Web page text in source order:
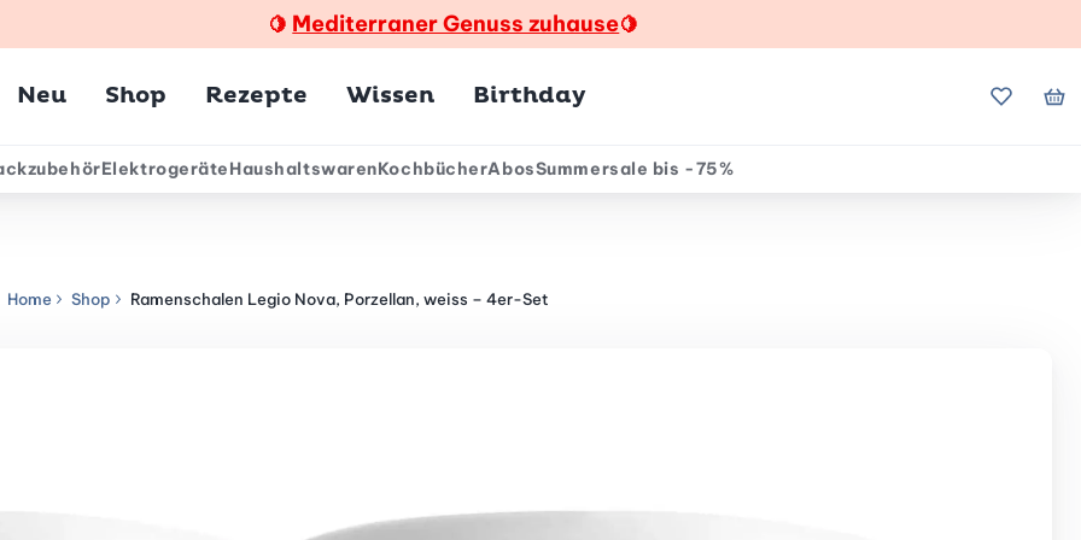
🍋 Mediterraner Genuss zuhause🍋
Neu Shop Rezepte Wissen Birthday Meine
ElektrogeräteHaushaltswarenKochbücherAbosSummersale bis -75%
Home Shop Ramenschalen Legio Nova, Porzellan, weiss – 4er-Set